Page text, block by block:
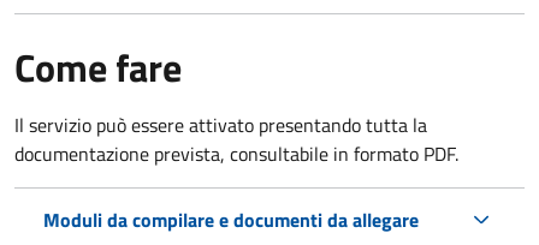
Come fare
Il servizio può essere attivato presentando tutta la
documentazione prevista, consultabile in formato PDF.
Moduli da compilare e documenti da allegare